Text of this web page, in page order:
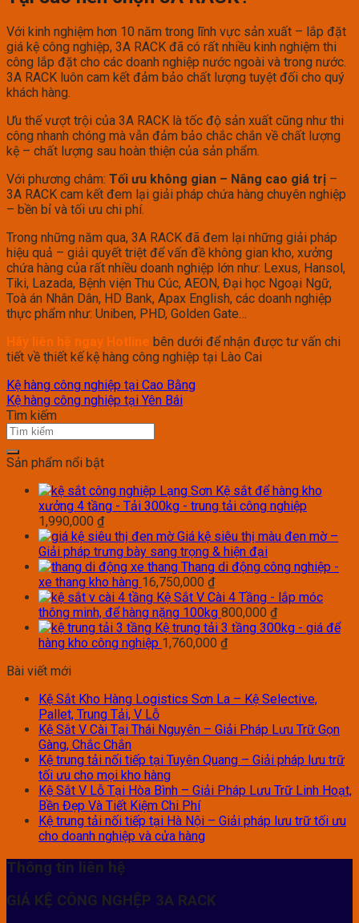
Với kinh nghiệm hơn 10 năm trong lĩnh vực sản xuất – lắp đặt
giá kệ công nghiệp, 3A RACK đã có rất nhiều kinh nghiệm thi
công lắp đặt cho các doanh nghiệp nước ngoài và trong nước.
3A RACK luôn cam kết đảm bảo chất lượng tuyệt đối cho quý
khách hàng.
Ưu thế vượt trội của 3A RACK là tốc độ sản xuất cũng như thi
công nhanh chóng mà vẫn đảm bảo chắc chắn về chất lượng
kệ – chất lượng sau hoàn thiện của sản phẩm.
Với phương châm: Tối ưu không gian – Nâng cao giá trị –
3A RACK cam kết đem lại giải pháp chứa hàng chuyên nghiệp
– bền bỉ và tối ưu chi phí.
Trong những năm qua, 3A RACK đã đem lại những giải pháp
hiệu quả – giải quyết triệt để vấn đề không gian kho, xưởng
chứa hàng của rất nhiều doanh nghiệp lớn như: Lexus, Hansol,
Tiki, Lazada, Bệnh viện Thu Cúc, AEON, Đại học Ngoại Ngữ,
Toà án Nhân Dân, HD Bank, Apax English, các doanh nghiệp
thực phẩm như: Uniben, PHD, Golden Gate…
Hãy liên hệ ngay Hotline bên dưới để nhận được tư vấn chi
tiết về thiết kế kệ hàng công nghiệp tại Lào Cai
Kệ hàng công nghiệp tại Cao Bằng
Kệ hàng công nghiệp tại Yên Bái
Tìm kiếm
Sản phẩm nổi bật
Kệ sắt để hàng kho
xưởng 4 tầng - Tải 300kg - trung tải công nghiệp
1,990,000 ₫
Giá kệ siêu thị màu đen mờ –
Giải pháp trưng bày sang trọng & hiện đại
Thang di động công nghiệp -
xe thang kho hàng 16,750,000 ₫
Kệ Sắt V Cài 4 Tầng - lắp móc
thông minh, để hàng nặng 100kg 800,000 ₫
Kệ trung tải 3 tầng 300kg - giá để
hàng kho công nghiệp 1,760,000 ₫
Bài viết mới
Kệ Sắt Kho Hàng Logistics Sơn La – Kệ Selective,
Pallet, Trung Tải, V Lỗ
Kệ Sắt V Cài Tại Thái Nguyên – Giải Pháp Lưu Trữ Gọn
Gàng, Chắc Chắn
Kệ trung tải nối tiếp tại Tuyên Quang – Giải pháp lưu trữ
tối ưu cho mọi kho hàng
Kệ Sắt V Lỗ Tại Hòa Bình – Giải Pháp Lưu Trữ Linh Hoạt,
Bền Đẹp Và Tiết Kiệm Chi Phí
Kệ trung tải nối tiếp tại Hà Nội – Giải pháp lưu trữ tối ưu
cho doanh nghiệp và cửa hàng
Thông tin liên hệ
GIÁ KỆ CÔNG NGHỆP 3A RACK